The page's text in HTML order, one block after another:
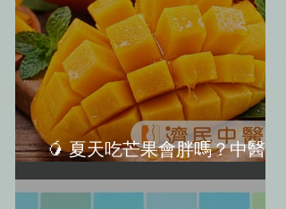
🥭 夏天吃芒果會胖嗎？中醫教
你「3大不發胖秘訣」